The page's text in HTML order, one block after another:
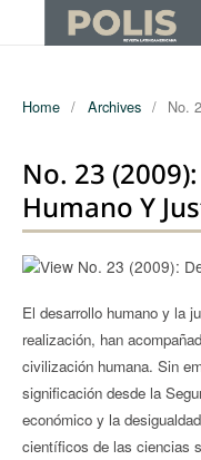
Home / Archives / No.
No. 23
Humano Y
El desarrollo humano y la
realización, han
civilización humana. Sin
significación desde la
económico y la
científicos de las ciencias